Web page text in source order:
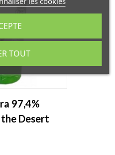
97,4%
Desert
TOUT